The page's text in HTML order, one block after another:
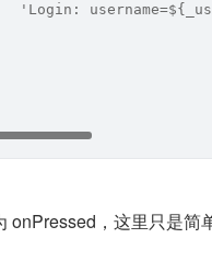
'Login:
onPressed，这里只是简